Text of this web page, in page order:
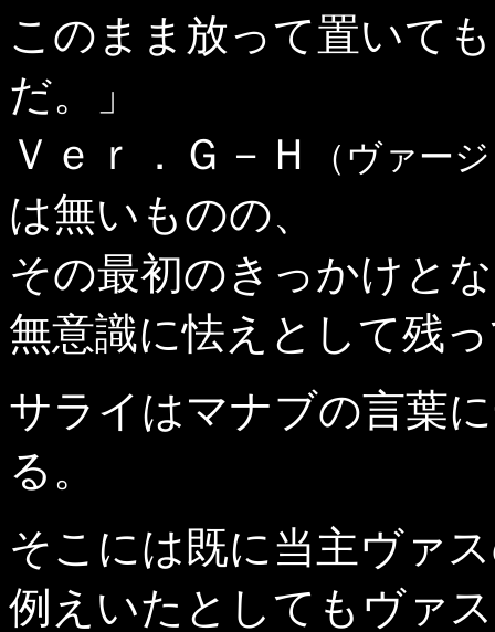
このまま放って置いて
だ。」
Ｖｅｒ．Ｇ－Ｈ
（ヴァー
は無いものの、
その最初のきっかけと
無意識に怯えとして残
サライはマナブの言葉
る。
そこには既に当主ヴァ
例えいたとしてもヴァ